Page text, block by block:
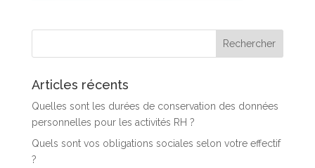
Articles récents
Quelles sont les durées de conservation des données
personnelles pour les activités RH ?
Quels sont vos obligations sociales selon votre effectif
?